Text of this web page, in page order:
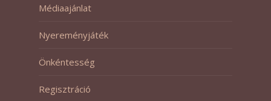
Médiaajánlat
Nyereményjáték
Önkéntesség
Regisztráció